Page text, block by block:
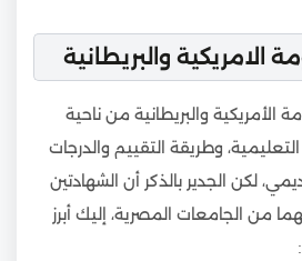
الامريكية والبريطانية
الأمريكية والبريطانية من ناحية
وطريقة التقييم والدرجات
لكن الجدير بالذكر أن الشهادتين
من الجامعات المصرية، إليك أبرز